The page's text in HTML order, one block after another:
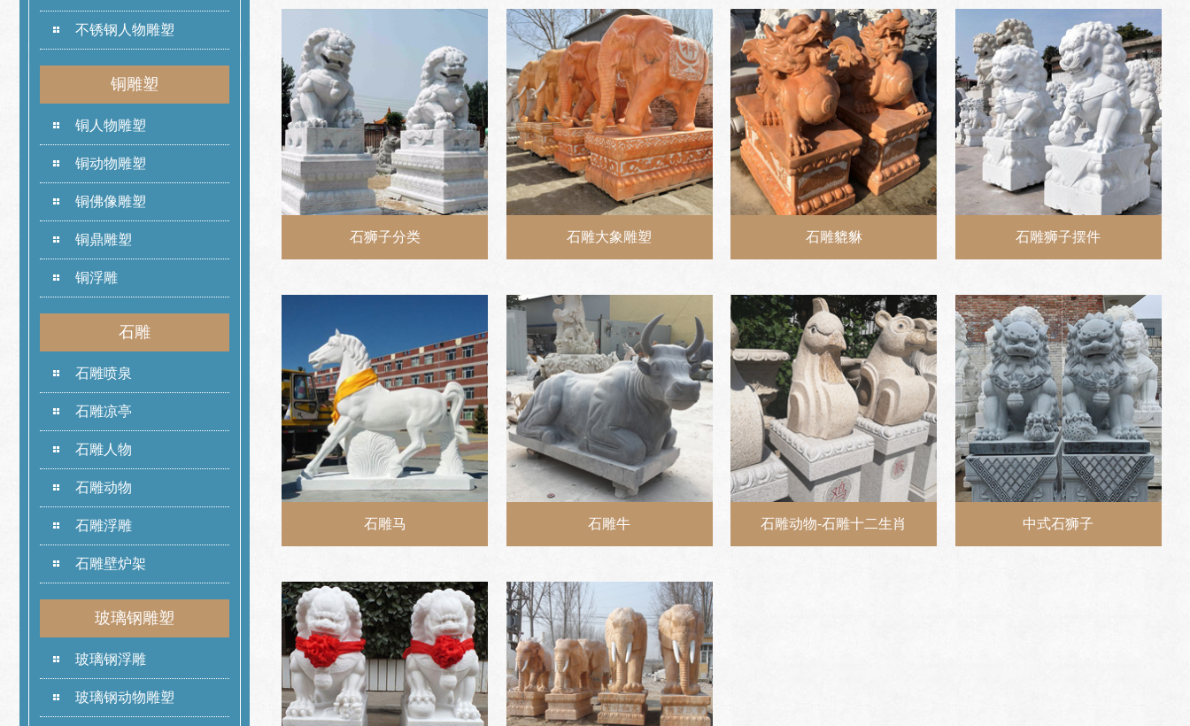
不锈钢人物雕塑
铜雕塑
铜人物雕塑
铜动物雕塑
铜佛像雕塑
铜鼎雕塑
铜浮雕
石雕
石雕喷泉
石雕凉亭
石雕人物
石雕动物
石雕浮雕
石雕壁炉架
玻璃钢雕塑
玻璃钢浮雕
玻璃钢动物雕塑
石狮子分类 石雕大象雕塑 石雕貔貅 石雕狮子摆件
石雕马 石雕牛 石雕动物-石雕十二生肖 中式石狮子